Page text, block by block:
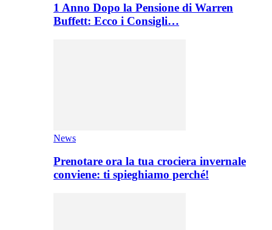
1 Anno Dopo la Pensione di Warren
Buffett: Ecco i Consigli…
News
Prenotare ora la tua crociera invernale
conviene: ti spieghiamo perché!